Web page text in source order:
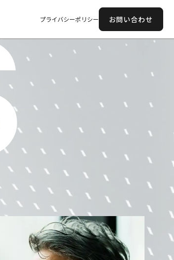
プライバシーポリシー お問い合わせ